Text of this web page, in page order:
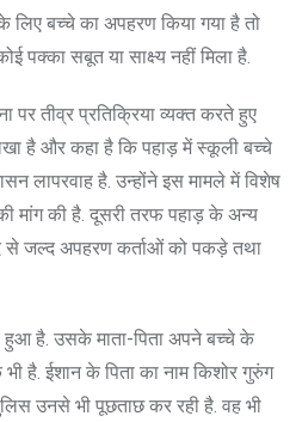
लिए बच्चे का अपहरण किया गया है तो
पक्का सबूत या साक्ष्य नहीं मिला है.
पर तीव्र प्रतिक्रिया व्यक्त करते हुए
है और कहा है कि पहाड़ में स्कूली बच्चे
लापरवाह है. उन्होंने इस मामले में विशेष
मांग की है. दूसरी तरफ पहाड़ के अन्य
से जल्द अपहरण कर्ताओं को पकड़े तथा
हुआ है. उसके माता-पिता अपने बच्चे के
है. ईशान के पिता का नाम किशोर गुरुंग
उनसे भी पूछताछ कर रही है. वह भी